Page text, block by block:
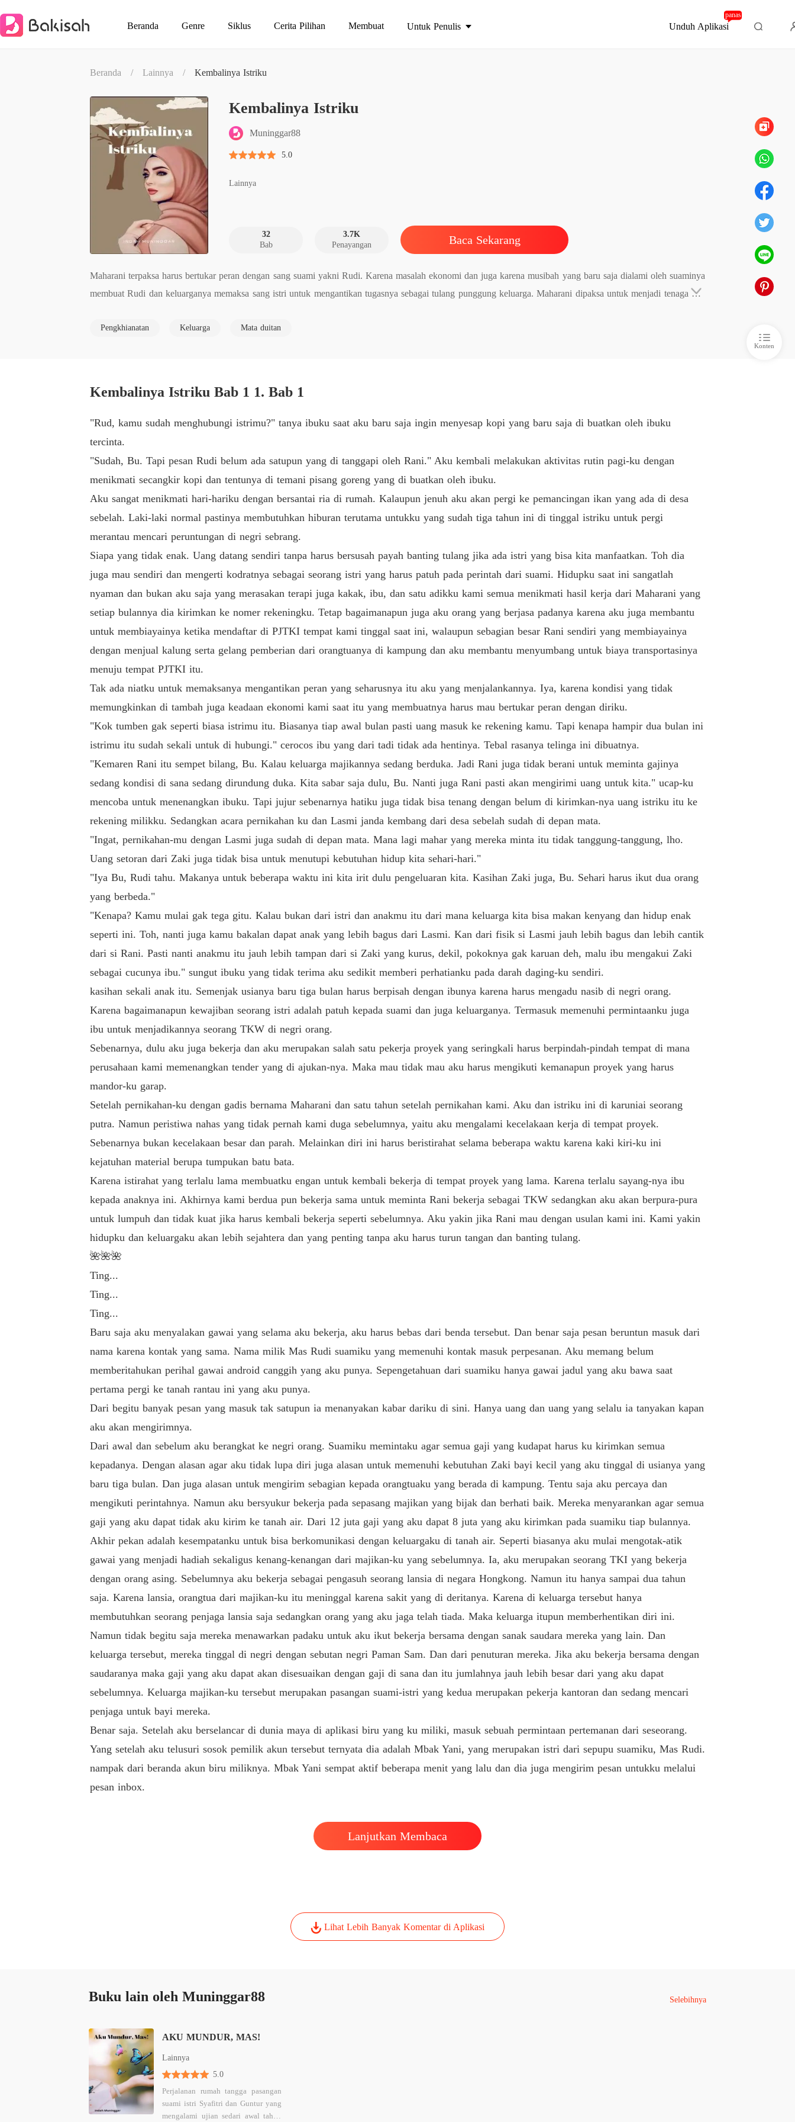
Beranda Genre Siklus Cerita Pilihan Membuat Untuk Penulis Unduh Aplikasi
panas
Beranda / Lainnya / Kembalinya Istriku
Kembalinya Istriku
Muninggar88
5.0
Lainnya
32
Bab
3.7K
Penayangan
Baca Sekarang
Maharani terpaksa harus bertukar peran dengan sang suami yakni Rudi. Karena masalah ekonomi dan juga karena musibah yang baru saja dialami oleh suaminya
membuat Rudi dan keluarganya memaksa sang istri untuk mengantikan tugasnya sebagai tulang punggung keluarga. Maharani dipaksa untuk menjadi tenaga kerj
ya sendiri. Maharani juga harus merelakan putra semata wayangnya itu untuk pergi selamanya karena kesalahan dari keluarga suaminya sendiri. Sebuah rencana t
Pengkhianatan Keluarga Mata duitan
Konten
Kembalinya Istriku Bab 1 1. Bab 1
"Rud, kamu sudah menghubungi istrimu?" tanya ibuku saat aku baru saja ingin menyesap kopi yang baru saja di buatkan oleh ibuku
tercinta.
"Sudah, Bu. Tapi pesan Rudi belum ada satupun yang di tanggapi oleh Rani." Aku kembali melakukan aktivitas rutin pagi-ku dengan
menikmati secangkir kopi dan tentunya di temani pisang goreng yang di buatkan oleh ibuku.
Aku sangat menikmati hari-hariku dengan bersantai ria di rumah. Kalaupun jenuh aku akan pergi ke pemancingan ikan yang ada di desa
sebelah. Laki-laki normal pastinya membutuhkan hiburan terutama untukku yang sudah tiga tahun ini di tinggal istriku untuk pergi
merantau mencari peruntungan di negri sebrang.
Siapa yang tidak enak. Uang datang sendiri tanpa harus bersusah payah banting tulang jika ada istri yang bisa kita manfaatkan. Toh dia
juga mau sendiri dan mengerti kodratnya sebagai seorang istri yang harus patuh pada perintah dari suami. Hidupku saat ini sangatlah
nyaman dan bukan aku saja yang merasakan terapi juga kakak, ibu, dan satu adikku kami semua menikmati hasil kerja dari Maharani yang
setiap bulannya dia kirimkan ke nomer rekeningku. Tetap bagaimanapun juga aku orang yang berjasa padanya karena aku juga membantu
untuk membiayainya ketika mendaftar di PJTKI tempat kami tinggal saat ini, walaupun sebagian besar Rani sendiri yang membiayainya
dengan menjual kalung serta gelang pemberian dari orangtuanya di kampung dan aku membantu menyumbang untuk biaya transportasinya
menuju tempat PJTKI itu.
Tak ada niatku untuk memaksanya mengantikan peran yang seharusnya itu aku yang menjalankannya. Iya, karena kondisi yang tidak
memungkinkan di tambah juga keadaan ekonomi kami saat itu yang membuatnya harus mau bertukar peran dengan diriku.
"Kok tumben gak seperti biasa istrimu itu. Biasanya tiap awal bulan pasti uang masuk ke rekening kamu. Tapi kenapa hampir dua bulan ini
istrimu itu sudah sekali untuk di hubungi." cerocos ibu yang dari tadi tidak ada hentinya. Tebal rasanya telinga ini dibuatnya.
"Kemaren Rani itu sempet bilang, Bu. Kalau keluarga majikannya sedang berduka. Jadi Rani juga tidak berani untuk meminta gajinya
sedang kondisi di sana sedang dirundung duka. Kita sabar saja dulu, Bu. Nanti juga Rani pasti akan mengirimi uang untuk kita." ucap-ku
mencoba untuk menenangkan ibuku. Tapi jujur sebenarnya hatiku juga tidak bisa tenang dengan belum di kirimkan-nya uang istriku itu ke
rekening milikku. Sedangkan acara pernikahan ku dan Lasmi janda kembang dari desa sebelah sudah di depan mata.
"Ingat, pernikahan-mu dengan Lasmi juga sudah di depan mata. Mana lagi mahar yang mereka minta itu tidak tanggung-tanggung, lho.
Uang setoran dari Zaki juga tidak bisa untuk menutupi kebutuhan hidup kita sehari-hari."
"Iya Bu, Rudi tahu. Makanya untuk beberapa waktu ini kita irit dulu pengeluaran kita. Kasihan Zaki juga, Bu. Sehari harus ikut dua orang
yang berbeda."
"Kenapa? Kamu mulai gak tega gitu. Kalau bukan dari istri dan anakmu itu dari mana keluarga kita bisa makan kenyang dan hidup enak
seperti ini. Toh, nanti juga kamu bakalan dapat anak yang lebih bagus dari Lasmi. Kan dari fisik si Lasmi jauh lebih bagus dan lebih cantik
dari si Rani. Pasti nanti anakmu itu jauh lebih tampan dari si Zaki yang kurus, dekil, pokoknya gak karuan deh, malu ibu mengakui Zaki
sebagai cucunya ibu." sungut ibuku yang tidak terima aku sedikit memberi perhatianku pada darah daging-ku sendiri.
kasihan sekali anak itu. Semenjak usianya baru tiga bulan harus berpisah dengan ibunya karena harus mengadu nasib di negri orang.
Karena bagaimanapun kewajiban seorang istri adalah patuh kepada suami dan juga keluarganya. Termasuk memenuhi permintaanku juga
ibu untuk menjadikannya seorang TKW di negri orang.
Sebenarnya, dulu aku juga bekerja dan aku merupakan salah satu pekerja proyek yang seringkali harus berpindah-pindah tempat di mana
perusahaan kami memenangkan tender yang di ajukan-nya. Maka mau tidak mau aku harus mengikuti kemanapun proyek yang harus
mandor-ku garap.
Setelah pernikahan-ku dengan gadis bernama Maharani dan satu tahun setelah pernikahan kami. Aku dan istriku ini di karuniai seorang
putra. Namun peristiwa nahas yang tidak pernah kami duga sebelumnya, yaitu aku mengalami kecelakaan kerja di tempat proyek.
Sebenarnya bukan kecelakaan besar dan parah. Melainkan diri ini harus beristirahat selama beberapa waktu karena kaki kiri-ku ini
kejatuhan material berupa tumpukan batu bata.
Karena istirahat yang terlalu lama membuatku engan untuk kembali bekerja di tempat proyek yang lama. Karena terlalu sayang-nya ibu
kepada anaknya ini. Akhirnya kami berdua pun bekerja sama untuk meminta Rani bekerja sebagai TKW sedangkan aku akan berpura-pura
untuk lumpuh dan tidak kuat jika harus kembali bekerja seperti sebelumnya. Aku yakin jika Rani mau dengan usulan kami ini. Kami yakin
hidupku dan keluargaku akan lebih sejahtera dan yang penting tanpa aku harus turun tangan dan banting tulang.
🌺🌺🌺
Ting...
Ting...
Ting...
Baru saja aku menyalakan gawai yang selama aku bekerja, aku harus bebas dari benda tersebut. Dan benar saja pesan beruntun masuk dari
nama karena kontak yang sama. Nama milik Mas Rudi suamiku yang memenuhi kontak masuk perpesanan. Aku memang belum
memberitahukan perihal gawai android canggih yang aku punya. Sepengetahuan dari suamiku hanya gawai jadul yang aku bawa saat
pertama pergi ke tanah rantau ini yang aku punya.
Dari begitu banyak pesan yang masuk tak satupun ia menanyakan kabar dariku di sini. Hanya uang dan uang yang selalu ia tanyakan kapan
aku akan mengirimnya.
Dari awal dan sebelum aku berangkat ke negri orang. Suamiku memintaku agar semua gaji yang kudapat harus ku kirimkan semua
kepadanya. Dengan alasan agar aku tidak lupa diri juga alasan untuk memenuhi kebutuhan Zaki bayi kecil yang aku tinggal di usianya yang
baru tiga bulan. Dan juga alasan untuk mengirim sebagian kepada orangtuaku yang berada di kampung. Tentu saja aku percaya dan
mengikuti perintahnya. Namun aku bersyukur bekerja pada sepasang majikan yang bijak dan berhati baik. Mereka menyarankan agar semua
gaji yang aku dapat tidak aku kirim ke tanah air. Dari 12 juta gaji yang aku dapat 8 juta yang aku kirimkan pada suamiku tiap bulannya.
Akhir pekan adalah kesempatanku untuk bisa berkomunikasi dengan keluargaku di tanah air. Seperti biasanya aku mulai mengotak-atik
gawai yang menjadi hadiah sekaligus kenang-kenangan dari majikan-ku yang sebelumnya. Ia, aku merupakan seorang TKI yang bekerja
dengan orang asing. Sebelumnya aku bekerja sebagai pengasuh seorang lansia di negara Hongkong. Namun itu hanya sampai dua tahun
saja. Karena lansia, orangtua dari majikan-ku itu meninggal karena sakit yang di deritanya. Karena di keluarga tersebut hanya
membutuhkan seorang penjaga lansia saja sedangkan orang yang aku jaga telah tiada. Maka keluarga itupun memberhentikan diri ini.
Namun tidak begitu saja mereka menawarkan padaku untuk aku ikut bekerja bersama dengan sanak saudara mereka yang lain. Dan
keluarga tersebut, mereka tinggal di negri dengan sebutan negri Paman Sam. Dan dari penuturan mereka. Jika aku bekerja bersama dengan
saudaranya maka gaji yang aku dapat akan disesuaikan dengan gaji di sana dan itu jumlahnya jauh lebih besar dari yang aku dapat
sebelumnya. Keluarga majikan-ku tersebut merupakan pasangan suami-istri yang kedua merupakan pekerja kantoran dan sedang mencari
penjaga untuk bayi mereka.
Benar saja. Setelah aku berselancar di dunia maya di aplikasi biru yang ku miliki, masuk sebuah permintaan pertemanan dari seseorang.
Yang setelah aku telusuri sosok pemilik akun tersebut ternyata dia adalah Mbak Yani, yang merupakan istri dari sepupu suamiku, Mas Rudi.
nampak dari beranda akun biru miliknya. Mbak Yani sempat aktif beberapa menit yang lalu dan dia juga mengirim pesan untukku melalui
pesan inbox.
Lanjutkan Membaca
Lihat Lebih Banyak Komentar di Aplikasi
Buku lain oleh Muninggar88 Selebihnya
AKU MUNDUR, MAS!
Lainnya
5.0
Perjalanan rumah tangga pasangan
suami istri Syafitri dan Guntur yang
mengalami ujian sedari awal tahun
Kembalinya Istriku
Bab 6 6. Bab 6
02/02/2024
Kembalinya Istriku
Kembalinya Istriku
Kembalinya Istriku
Kembalinya Istriku
Bab 15 15. Bab 15
Bab 16 16. Bab 16
Kembalinya Istriku
Bab 17 17. Bab 17
23/02/2024
Kembalinya Istriku
Bab 18 18. Bab 18
Kembalinya Istriku
Bab 19 19. Bab 19
08/03/2024
Kembalinya Istriku
Bab 20 20. Bab 20
Bab 21 21. Bab 21
11/03/2024
Bab 22 22. Bab 22
12/03/2024
Kembalinya Istriku
Bab 23 23. Bab 23
13/03/2024
Kembalinya Istriku
Bab 24 24. Bab 24
Kembalinya Istriku
Kembalinya Istriku
Bab 26 26. Bab 26
Bab 27 27. Bab 27
Kembalinya Istriku
Bab 28 28. Bab 28
Bab 29 29. Bab 29
01/04/2024
Kembalinya Istriku
Bab 30 30. Bab 30
03/04/2024
Kembalinya Istriku